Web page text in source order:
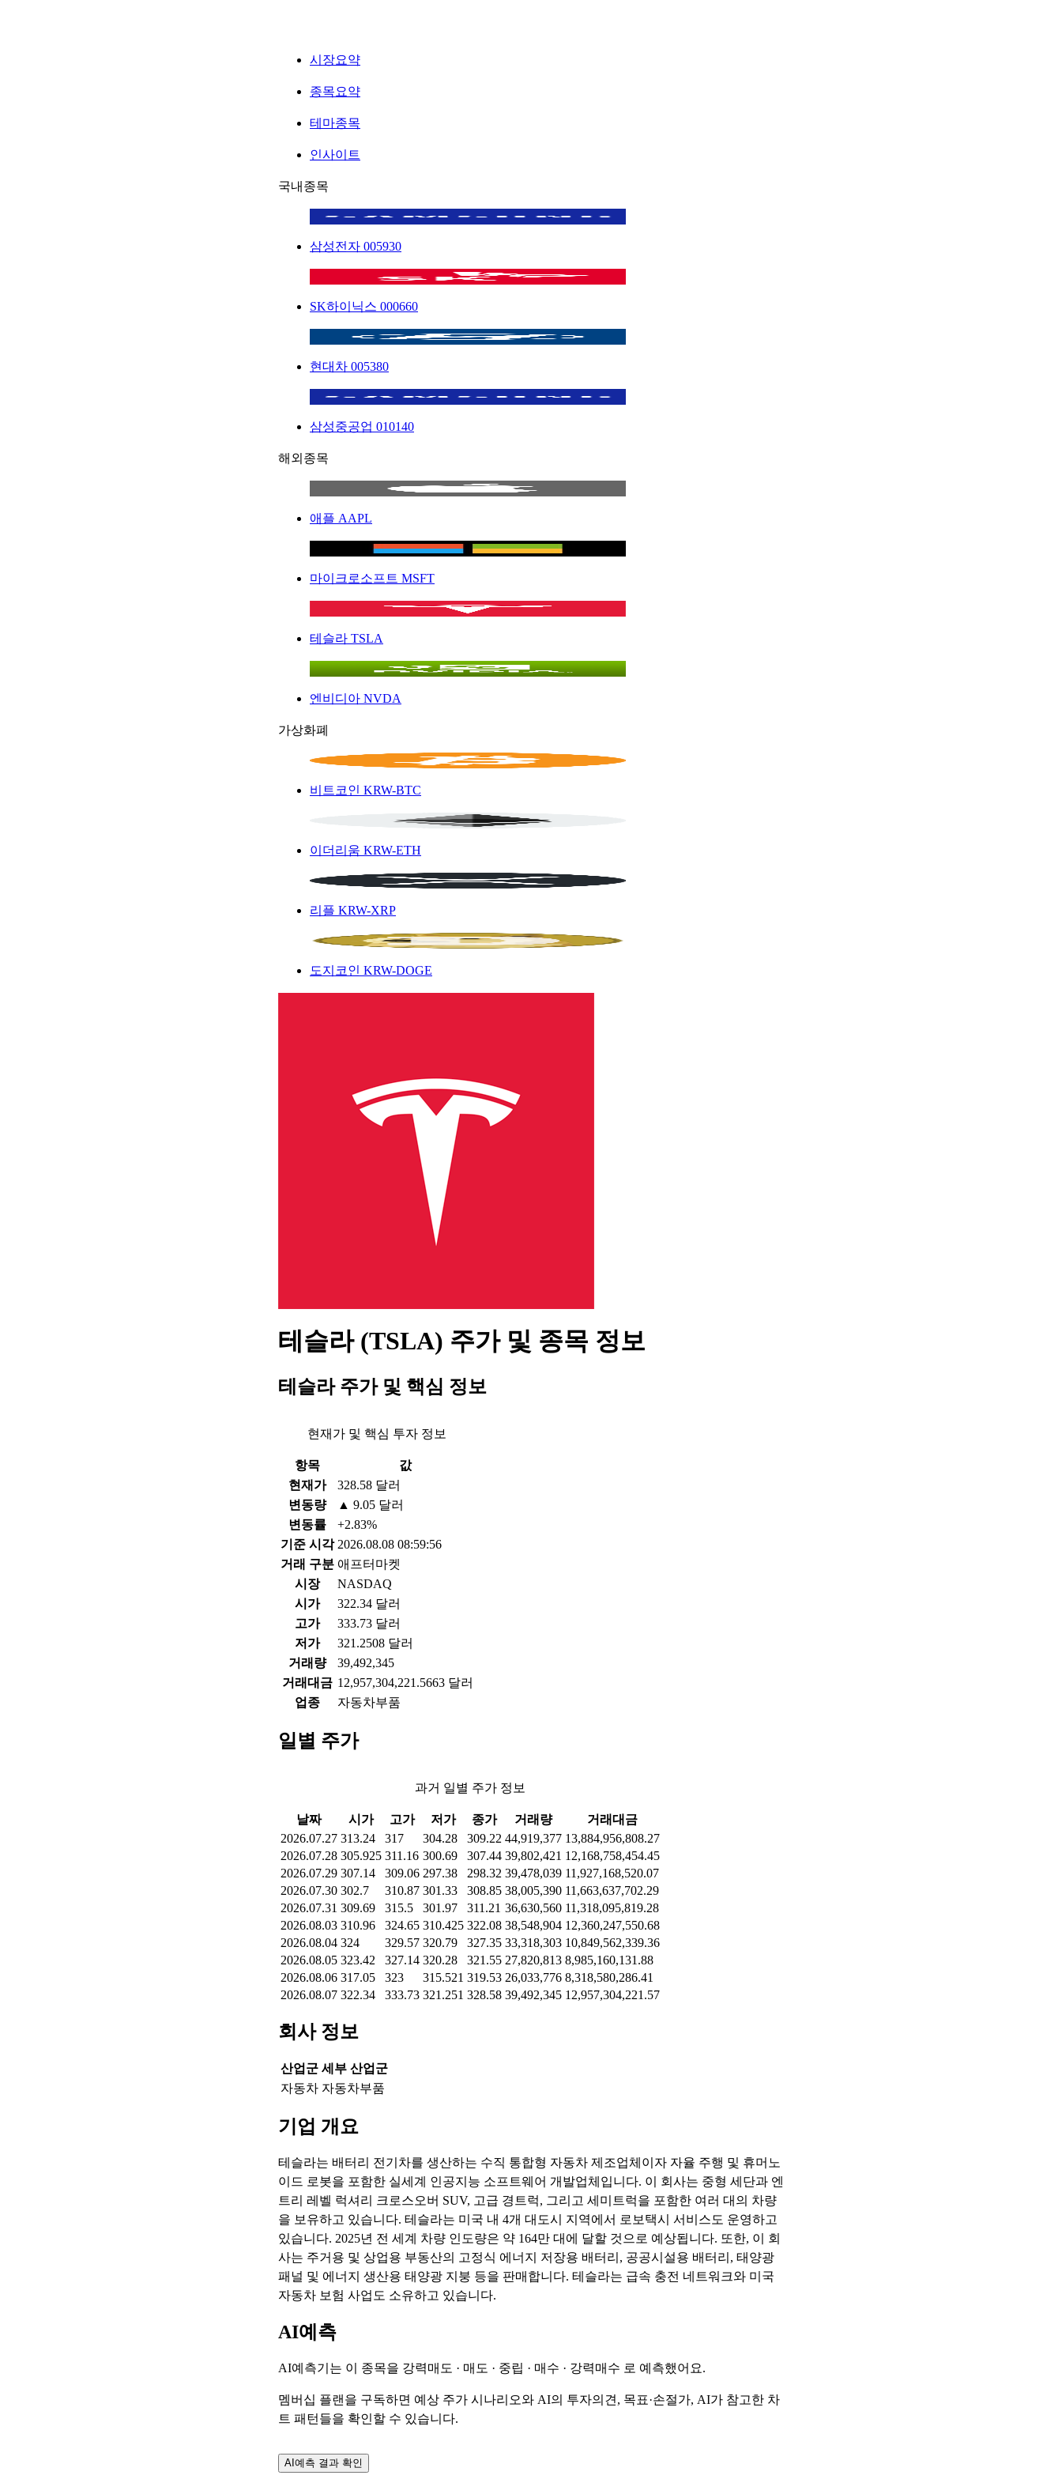
시장요약
종목요약
테마종목
인사이트
국내종목
삼성전자 005930
SK하이닉스 000660
현대차 005380
삼성중공업 010140
해외종목
애플 AAPL
마이크로소프트 MSFT
테슬라 TSLA
엔비디아 NVDA
가상화폐
비트코인 KRW-BTC
이더리움 KRW-ETH
리플 KRW-XRP
도지코인 KRW-DOGE
테슬라 (TSLA) 주가 및 종목 정보
테슬라 주가 및 핵심 정보
현재가 및 핵심 투자 정보
항목
값
현재가
328.58 달러
변동량
▲ 9.05 달러
변동률
+2.83%
기준 시각 2026.08.08 08:59:56
거래 구분 애프터마켓
시장
NASDAQ
시가
322.34 달러
고가
333.73 달러
저가
321.2508 달러
거래량
39,492,345
거래대금 12,957,304,221.5663 달러
업종
자동차부품
일별 주가
과거 일별 주가 정보
날짜 시가 고가 저가 종가 거래량
거래대금
2026.07.27 313.24 317 304.28 309.22 44,919,377 13,884,956,808.27
2026.07.28 305.925 311.16 300.69 307.44 39,802,421 12,168,758,454.45
2026.07.29 307.14 309.06 297.38 298.32 39,478,039 11,927,168,520.07
2026.07.30 302.7 310.87 301.33 308.85 38,005,390 11,663,637,702.29
2026.07.31 309.69 315.5 301.97 311.21 36,630,560 11,318,095,819.28
2026.08.03 310.96 324.65 310.425 322.08 38,548,904 12,360,247,550.68
2026.08.04 324 329.57 320.79 327.35 33,318,303 10,849,562,339.36
2026.08.05 323.42 327.14 320.28 321.55 27,820,813 8,985,160,131.88
2026.08.06 317.05 323 315.521 319.53 26,033,776 8,318,580,286.41
2026.08.07 322.34 333.73 321.251 328.58 39,492,345 12,957,304,221.57
회사 정보
산업군 세부 산업군
자동차 자동차부품
기업 개요
테슬라는 배터리 전기차를 생산하는 수직 통합형 자동차 제조업체이자 자율 주행 및 휴머노
이드 로봇을 포함한 실세계 인공지능 소프트웨어 개발업체입니다. 이 회사는 중형 세단과 엔
트리 레벨 럭셔리 크로스오버 SUV, 고급 경트럭, 그리고 세미트럭을 포함한 여러 대의 차량
을 보유하고 있습니다. 테슬라는 미국 내 4개 대도시 지역에서 로보택시 서비스도 운영하고
있습니다. 2025년 전 세계 차량 인도량은 약 164만 대에 달할 것으로 예상됩니다. 또한, 이 회
사는 주거용 및 상업용 부동산의 고정식 에너지 ​​저장용 배터리, 공공시설용 배터리, 태양광
패널 및 에너지 생산용 태양광 지붕 등을 판매합니다. 테슬라는 급속 충전 네트워크와 미국
자동차 보험 사업도 소유하고 있습니다.
AI예측
AI예측기는 이 종목을 강력매도 · 매도 · 중립 · 매수 · 강력매수 로 예측했어요.
멤버십 플랜을 구독하면 예상 주가 시나리오와 AI의 투자의견, 목표·손절가, AI가 참고한 차
트 패턴들을 확인할 수 있습니다.
AI예측 결과 확인